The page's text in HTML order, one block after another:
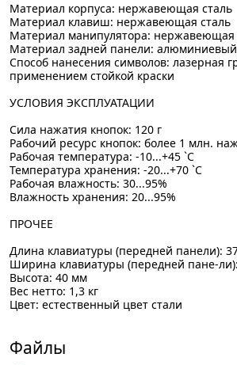
Материал корпуса: нержавеющая сталь
Материал клавиш: нержавеющая сталь
Материал манипулятора: нержавеющая
Материал задней панели:
Способ нанесения символов: лазерная
применением стойкой краски
УСЛОВИЯ ЭКСПЛУАТАЦИИ
Сила нажатия кнопок: 120 г
Рабочий ресурс кнопок: более 1 млн.
Рабочая температура: -10...+45 `C
Температура хранения: -20...+70 `C
Рабочая влажность: 30...95%
Влажность хранения: 20...95%
ПРОЧЕЕ
Длина клавиатуры (передней панели):
Ширина клавиатуры (передней пане-
Высота: 40 мм
Вес нетто: 1,3 кг
Цвет: естественный цвет стали
Файлы